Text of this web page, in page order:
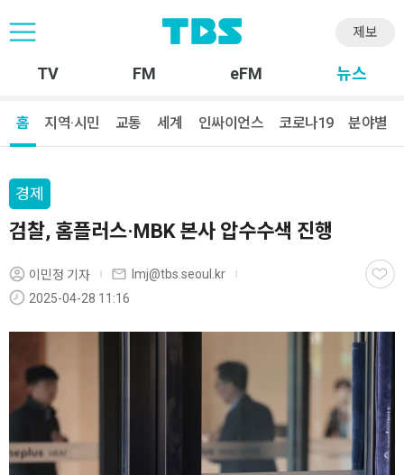
제보
TV FM eFM 뉴스
홈 지역·시민 교통 세계 인싸이언스 코로나19 분야별
경제
검찰, 홈플러스·MBK 본사 압수수색 진행
이민정 기자
lmj@tbs.seoul.kr
2025-04-28 11:16